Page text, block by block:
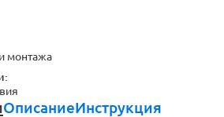
монтажа
ОписаниеИнструкция